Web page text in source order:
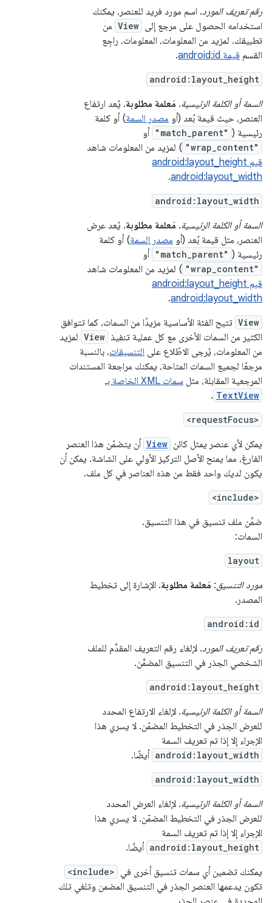
رقم تعريف المورد. اسم مورد فريد للعنصر، يمكنك
استخدامه الحصول على مرجع إلى View من
تطبيقك. لمزيد من المعلومات، المعلومات، راجِع
القسم قيمة android:id .
android:layout_height
السمة أو الكلمة الرئيسية. مَعلمة مطلوبة. يُعد ارتفاع
العنصر، حيث قيمة بُعد (أو مصدر السمة) أو كلمة
رئيسية ( "match_parent" أو
"wrap_content" ) لمزيد من المعلومات شاهد
قيم android:layout_height
android:layout_width
.
android:layout_width
السمة أو الكلمة الرئيسية. مَعلمة مطلوبة. يُعد عرض
العنصر، مثل قيمة بُعد (أو مصدر السمة) أو كلمة
رئيسية ( "match_parent" أو
"wrap_content" ) لمزيد من المعلومات شاهد
قيم android:layout_height
android:layout_width
.
View تتيح الفئة الأساسية مزيدًا من السمات، كما تتوافق
الكثير من السمات الأخرى مع كل عملية تنفيذ View لمزيد
من المعلومات، يُرجى الاطّلاع على التنسيقات. بالنسبة
مرجعًا لجميع السمات المتاحة، يمكنك مراجعة المستندات
المرجعية المقابلة، مثل سمات XML الخاصة بـ
TextView
.
<requestFocus>
يمكن لأي عنصر يمثل كائن View أن يتضمّن هذا العنصر
الفارغ، مما يمنح الأصل التركيز الأولي على الشاشة. يمكن أن
يكون لديك واحد فقط من هذه العناصر في كل ملف.
<include>
ضمِّن ملف تنسيق في هذا التنسيق.
السمات:
layout
مورد التنسيق: مَعلمة مطلوبة. الإشارة إلى تخطيط
المصدر.
android:id
رقم تعريف المورد. لإلغاء رقم التعريف المقدَّم للملف
الشخصي الجذر في التنسيق المضمَّن.
android:layout_height
السمة أو الكلمة الرئيسية. لإلغاء الارتفاع المحدد
للعرض الجذر في التخطيط المضمّن. لا يسري هذا
الإجراء إلا إذا تم تعريف السمة
android:layout_width أيضًا.
android:layout_width
السمة أو الكلمة الرئيسية. لإلغاء العرض المحدد
للعرض الجذر في التخطيط المضمّن. لا يسري هذا
الإجراء إلا إذا تم تعريف السمة
android:layout_height أيضًا.
يمكنك تضمين أي سمات تنسيق أخرى في <include>
تكون يدعمها العنصر الجذر في التنسيق المضمن وتلغي تلك